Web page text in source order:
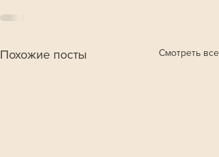
Похожие посты Смотреть все